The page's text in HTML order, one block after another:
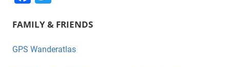
c
e
tt
er
FAMILY & FRIENDS
GPS Wanderatlas